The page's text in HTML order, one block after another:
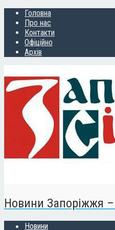
Головна
Про нас
Контакти
Офіційно
Архів
Новини Запоріжжя –
Новини